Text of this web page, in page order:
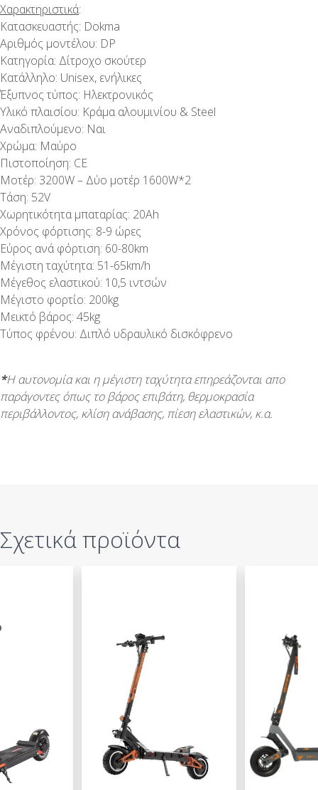
Χαρακτηριστικά:
Κατασκευαστής: Dokma
Αριθμός μοντέλου: DP
Κατηγορία: Δίτροχο σκούτερ
Κατάλληλο: Unisex, ενήλικες
Έξυπνος τύπος: Ηλεκτρονικός
Υλικό πλαισίου: Κράμα αλουμινίου & Steel
Αναδιπλούμενο: Ναι
Χρώμα: Μαύρο
Πιστοποίηση: CE
Μοτέρ: 3200W – Δύο μοτέρ 1600W*2
Τάση: 52V
Χωρητικότητα μπαταρίας: 20Αh
Χρόνος φόρτισης: 8-9 ώρες
Εύρος ανά φόρτιση: 60-80km
Μέγιστη ταχύτητα: 51-65km/h
Μέγεθος ελαστικού: 10,5 ιντσών
Μέγιστο φορτίο: 200kg
Μεικτό βάρος: 45kg
Τύπος φρένου: Διπλό υδραυλικό δισκόφρενο
*Η αυτονομία και η μέγιστη ταχύτητα επηρεάζονται απο
παράγοντες όπως το βάρος επιβάτη, θερμοκρασία
περιβάλλοντος, κλίση ανάβασης, πίεση ελαστικών, κ.α.
Σχετικά προϊόντα